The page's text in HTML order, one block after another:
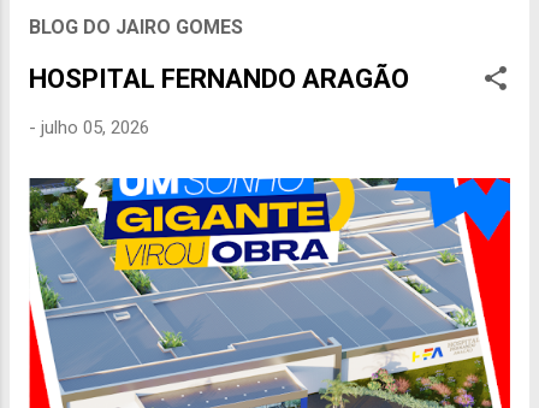
BLOG DO JAIRO GOMES
HOSPITAL FERNANDO ARAGÃO
- julho 05, 2026